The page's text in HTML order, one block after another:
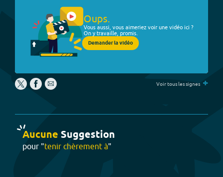
Oups.
Vous aussi, vous aimeriez voir une vidéo ici ?
On y travaille, promis.
Demander la vidéo
Voir tous les signes +
Aucune Suggestion
pour "tenir chèrement à"